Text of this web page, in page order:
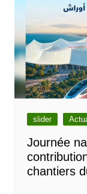
slider
Journée
chantiers